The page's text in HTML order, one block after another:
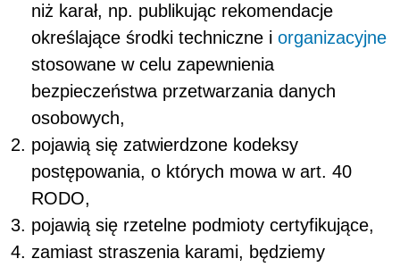
niż karał, np. publikując rekomendacje
określające środki techniczne i organizacyjne
stosowane w celu zapewnienia
bezpieczeństwa przetwarzania danych
osobowych,
pojawią się zatwierdzone kodeksy
postępowania, o których mowa w art. 40
RODO,
pojawią się rzetelne podmioty certyfikujące,
zamiast straszenia karami, będziemy